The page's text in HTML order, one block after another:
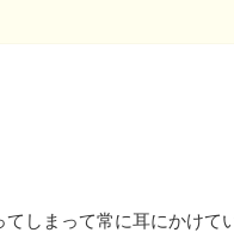
しまって常に耳にかけて